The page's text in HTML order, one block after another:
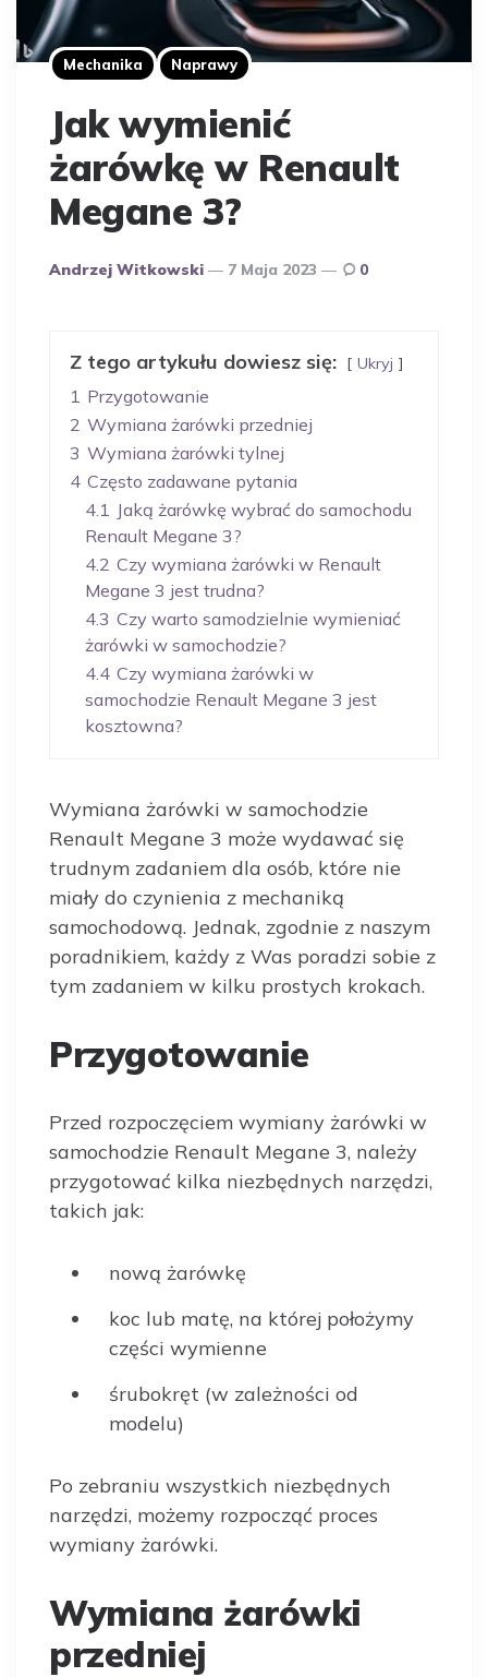
Mechanika Naprawy
Jak wymienić
żarówkę w Renault
Megane 3?
Opublikowany
Andrzej Witkowski 7 Maja 2023 0
Z tego artykułu dowiesz się: Ukryj
1 Przygotowanie
2 Wymiana żarówki przedniej
3 Wymiana żarówki tylnej
4 Często zadawane pytania
4.1 Jaką żarówkę wybrać do samochodu
Renault Megane 3?
4.2 Czy wymiana żarówki w Renault
Megane 3 jest trudna?
4.3 Czy warto samodzielnie wymieniać
żarówki w samochodzie?
4.4 Czy wymiana żarówki w
samochodzie Renault Megane 3 jest
kosztowna?
Wymiana żarówki w samochodzie
Renault Megane 3 może wydawać się
trudnym zadaniem dla osób, które nie
miały do czynienia z mechaniką
samochodową. Jednak, zgodnie z naszym
poradnikiem, każdy z Was poradzi sobie z
tym zadaniem w kilku prostych krokach.
Przygotowanie
Przed rozpoczęciem wymiany żarówki w
samochodzie Renault Megane 3, należy
przygotować kilka niezbędnych narzędzi,
takich jak:
nową żarówkę
koc lub matę, na której położymy
części wymienne
śrubokręt (w zależności od
modelu)
Po zebraniu wszystkich niezbędnych
narzędzi, możemy rozpocząć proces
wymiany żarówki.
Wymiana żarówki
przedniej